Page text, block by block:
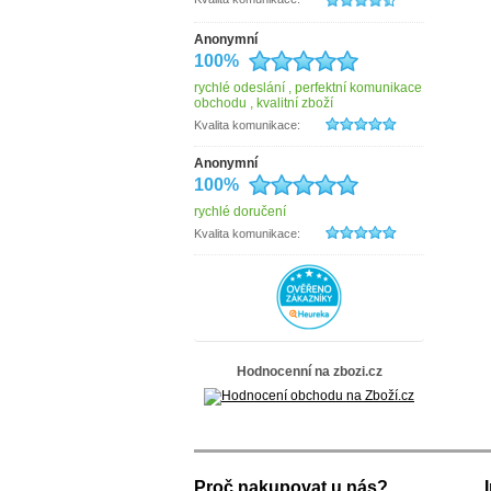
Esprit
Estelle
EYE
fabrizio
Famito
Fiorucci
Gabor
Genevian
Hajn
Hama
Hedgren
herlitz
Hide&Stitches
Jack Wolfskin
Kristy.X
Lagen
Le Sands
Mustang
New Bags
Anonymní
100%
rychlé odeslání , perfektní komunikace
obchodu , kvalitní zboží
Kvalita komunikace:
Anonymní
100%
rychlé doručení
Kvalita komunikace:
Hodnocenní na zbozi.cz
Proč nakupovat u nás?